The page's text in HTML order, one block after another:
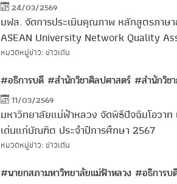
24/03/2569
มฟล. จัดการประเมินคุณภาพ หลักสูตรภา
ASEAN University Network Quality
หมวดหมู่ข่าว: ข่าวเด่น
#อธิการบดี #สำนักวิชาศิลปศาสตร์ #สำนักวิช
11/03/2569
มหาวิทยาลัยแม่ฟ้าหลวง จัดพิธีปัจฉิมโอวา
เด่นแก่บัณฑิต ประจำปีการศึกษา 2567
หมวดหมู่ข่าว: ข่าวเด่น
#นายกสภามหาวิทยาลัยแม่ฟ้าหลวง #อธิการบ